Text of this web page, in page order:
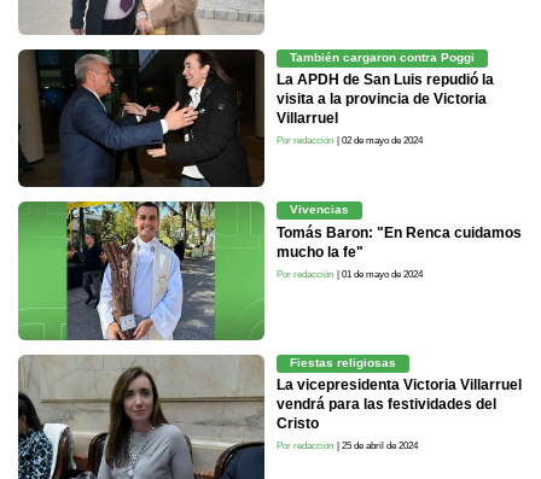
También cargaron contra Poggi
La APDH de San Luis repudió la
visita a la provincia de Victoria
Villarruel
Por redacción | 02 de mayo de 2024
Vivencias
Tomás Baron: "En Renca cuidamos
mucho la fe"
Por redacción | 01 de mayo de 2024
Fiestas religiosas
La vicepresidenta Victoria Villarruel
vendrá para las festividades del
Cristo
Por redacción | 25 de abril de 2024